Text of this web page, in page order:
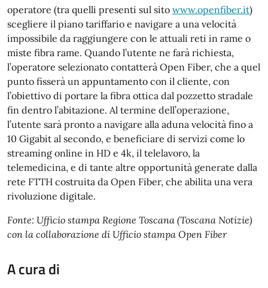
operatore (tra quelli presenti sul sito www.openfiber.it)
scegliere il piano tariffario e navigare a una velocità
impossibile da raggiungere con le attuali reti in rame o
miste fibra rame. Quando l’utente ne farà richiesta,
l’operatore selezionato contatterà Open Fiber, che a quel
punto fisserà un appuntamento con il cliente, con
l’obiettivo di portare la fibra ottica dal pozzetto stradale
fin dentro l’abitazione. Al termine dell’operazione,
l’utente sarà pronto a navigare alla aduna velocità fino a
10 Gigabit al secondo, e beneficiare di servizi come lo
streaming online in HD e 4k, il telelavoro, la
telemedicina, e di tante altre opportunità generate dalla
rete FTTH costruita da Open Fiber, che abilita una vera
rivoluzione digitale.
Fonte: Ufficio stampa Regione Toscana (Toscana Notizie)
con la collaborazione di Ufficio stampa Open Fiber
A cura di